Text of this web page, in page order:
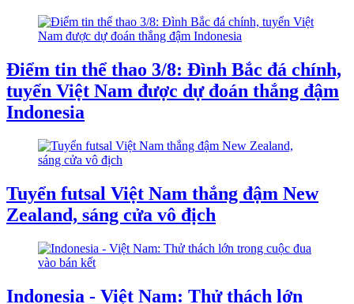
Điểm tin thể thao 3/8: Đình Bắc đá chính,
tuyển Việt Nam được dự đoán thắng đậm
Indonesia
Tuyển futsal Việt Nam thắng đậm New
Zealand, sáng cửa vô địch
Indonesia - Việt Nam: Thử thách lớn